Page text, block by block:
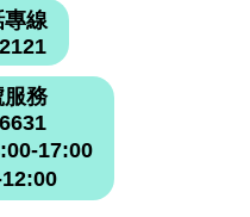
線
服務
17:00